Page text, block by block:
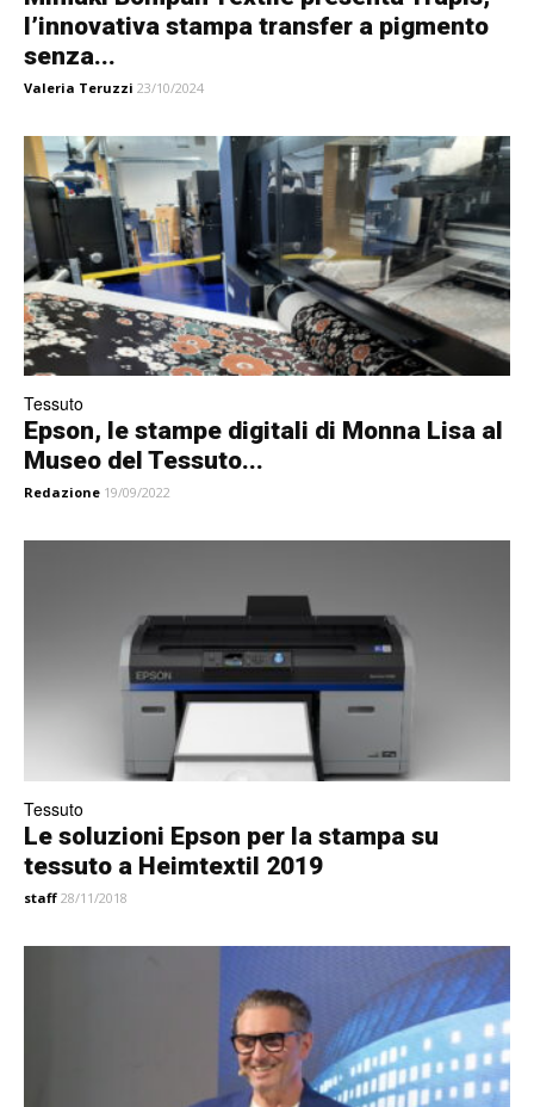
l’innovativa stampa transfer a pigmento
senza...
Valeria Teruzzi 23/10/2024
Tessuto
Epson, le stampe digitali di Monna Lisa al
Museo del Tessuto...
Redazione 19/09/2022
Tessuto
Le soluzioni Epson per la stampa su
tessuto a Heimtextil 2019
staff 28/11/2018